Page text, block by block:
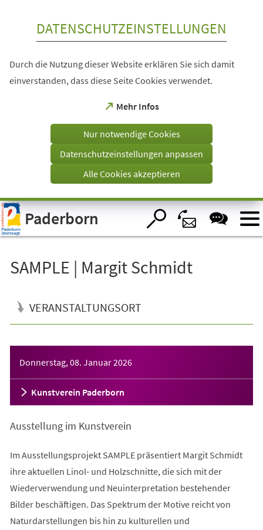
Visuelle
Assistenzsoftware
öffnen.
DATENSCHUTZEINSTELLUNGEN
Durch die Nutzung dieser Website erklären Sie sich damit
einverstanden, dass diese Seite Cookies verwendet.
Mehr Infos
(Öffnet
einem
Tab)
Nur notwendige Cookies
Datenschutzeinstellungen anpassen
Alle Cookies akzeptieren
Paderborn
SAMPLE | Margit Schmidt
VERANSTALTUNGSORT
Donnerstag, 08. Januar 2026
Kunstverein Paderborn
Ausstellung im Kunstverein
Im Ausstellungsprojekt SAMPLE präsentiert Margit Schmidt
ihre aktuellen Linol- und Holzschnitte, die sich mit der
Wiederverwendung und Neuinterpretation bestehender
Bilder beschäftigen. Das Spektrum der Motive reicht von
Naturdarstellungen bis hin zu kulturellen und